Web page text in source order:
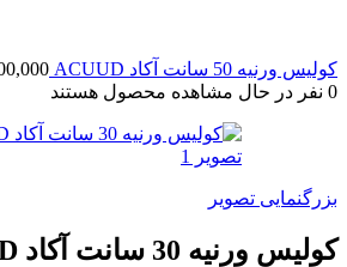
کولیس ورنیه 50 سانت آکاد ACUUD
0 نفر در حال مشاهده محصول هستند
بزرگنمایی تصویر
کولیس ورنیه 30 سانت آکاد ACUUD